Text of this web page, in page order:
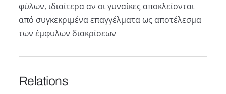
φύλων, ιδιαίτερα αν οι γυναίκες αποκλείονται
από συγκεκριµένα επαγγέλµατα ως αποτέλεσµα
των έμφυλων διακρίσεων
Relations